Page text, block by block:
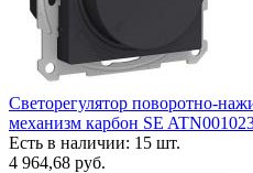
Светорегулятор поворотно-
механизм карбон SE
Есть в наличии: 15 шт.
4 964,68 руб.